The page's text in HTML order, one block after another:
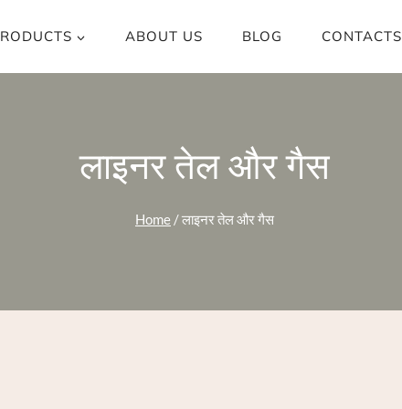
ABOUT US BLOG CONTACTS
लाइनर तेल और गैस
Home /लाइनर तेल और गैस